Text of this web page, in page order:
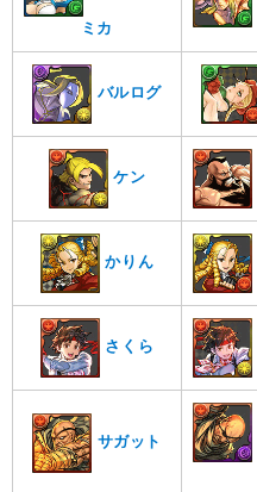
ミカ
バルログ
ケン
かりん
さくら
サガット